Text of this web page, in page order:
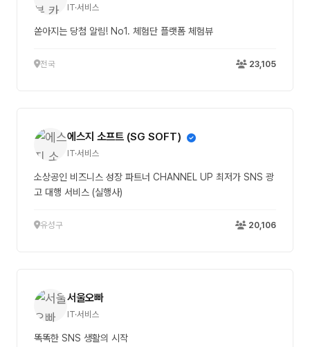
IT·서비스
쏟아지는 당첨 알림! No1. 체험단 플랫폼 체험뷰
전국 23,105
에스지 소프트 (SG SOFT)
IT·서비스
소상공인 비즈니스 성장 파트너 CHANNEL UP 최저가 SNS 광
고 대행 서비스 (실행사)
유성구 20,106
서울오빠
IT·서비스
똑똑한 SNS 생활의 시작